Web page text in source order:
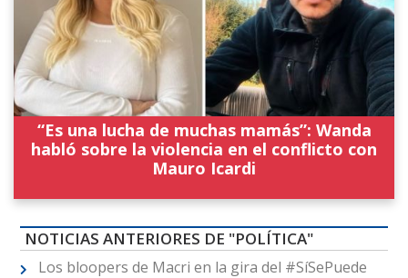
“Es una lucha de muchas mamás”: Wanda
habló sobre la violencia en el conflicto con
Mauro Icardi
NOTICIAS ANTERIORES DE "POLÍTICA"
Los bloopers de Macri en la gira del #SíSePuede